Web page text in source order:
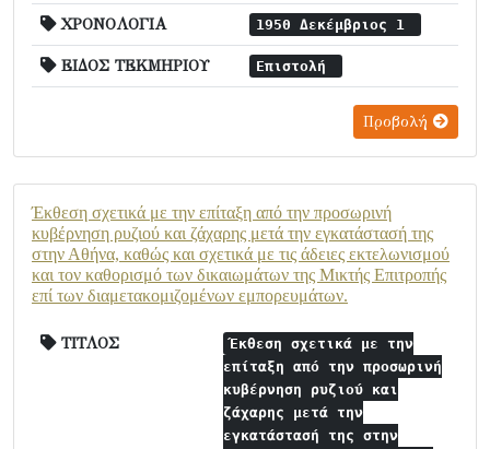
ΧΡΟΝΟΛΟΓΙΑ 1950 Δεκέμβριος 1
ΕΙΔΟΣ ΤΕΚΜΗΡΙΟΥ Επιστολή
Προβολή
Έκθεση σχετικά με την επίταξη από την προσωρινή
κυβέρνηση ρυζιού και ζάχαρης μετά την εγκατάστασή της
στην Αθήνα, καθώς και σχετικά με τις άδειες εκτελωνισμού
και τον καθορισμό των δικαιωμάτων της Μικτής Επιτροπής
επί των διαμετακομιζομένων εμπορευμάτων.
ΤΙΤΛΟΣ
Έκθεση σχετικά με την
επίταξη από την προσωρινή
κυβέρνηση ρυζιού και
ζάχαρης μετά την
εγκατάστασή της στην